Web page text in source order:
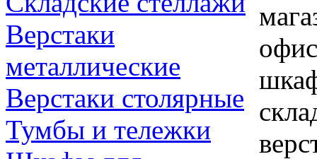
Верстаки
металлические
Верстаки столярные
Тумбы и тележки